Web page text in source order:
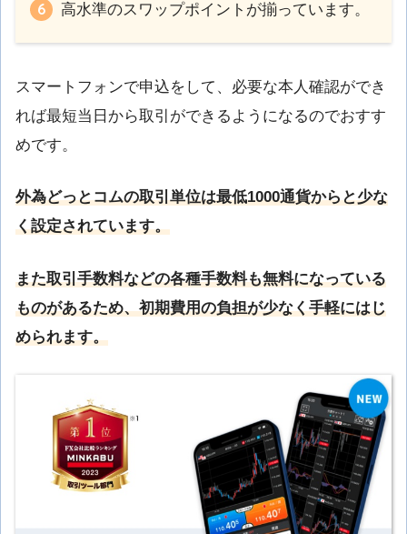
高水準のスワップポイントが揃っています。
スマートフォンで申込をして、必要な本人確認ができ
れば最短当日から取引ができるようになるのでおすす
めです。
外為どっとコムの取引単位は最低1000通貨からと少な
く設定されています。
また取引手数料などの各種手数料も無料になっている
ものがあるため、初期費用の負担が少なく手軽にはじ
められます。